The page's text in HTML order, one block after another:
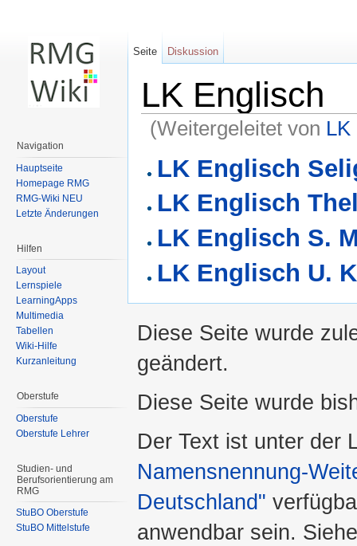
LK Englisch
(Weitergeleitet von LK
LK Englisch
LK Englisch
LK Englisch S.
LK Englisch U.
Seite Diskussion
Navigation
Hauptseite
Homepage RMG
RMG-Wiki NEU
Letzte Änderungen
Hilfen
Layout
Lernspiele
LearningApps
Multimedia
Tabellen
Wiki-Hilfe
Kurzanleitung
Oberstufe
Oberstufe
Oberstufe Lehrer
Studien- und
Berufsorientierung am
RMG
StuBO Oberstufe
StuBO Mittelstufe
Diese Seite wurde
geändert.
Diese Seite wurde
Der Text ist unter der
Namensnennung-
Deutschland"
anwendbar sein.